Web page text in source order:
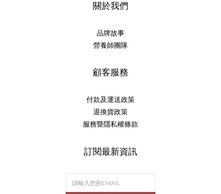
關於我們
品牌故事
營養師團隊
顧客服務
付款及運送政策
退換貨政策
服務暨隱私權條款
訂閱最新資訊